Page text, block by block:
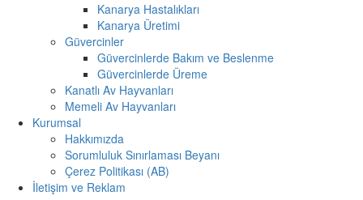
Kanarya Hastalıkları
Kanarya Üretimi
Güvercinler
Güvercinlerde Bakım ve Beslenme
Güvercinlerde Üreme
Kanatlı Av Hayvanları
Memeli Av Hayvanları
Kurumsal
Hakkımızda
Sorumluluk Sınırlaması Beyanı
Çerez Politikası (AB)
İletişim ve Reklam